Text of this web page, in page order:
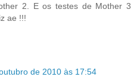
2. E os testes de Mother 3
ae !!!
de 2010 às 17:54